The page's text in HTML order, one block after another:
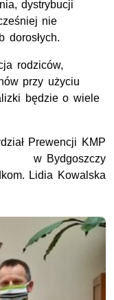
dystrybucji
nie
dorosłych.
rodziców,
przy użyciu
będzie o wiele
Prewencji KMP
w Bydgoszczy
Lidia Kowalska